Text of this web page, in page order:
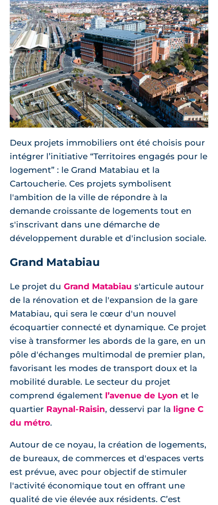
Deux projets immobiliers ont été choisis pour
intégrer l’initiative “Territoires engagés pour le
logement” : le Grand Matabiau et la
Cartoucherie. Ces projets symbolisent
l'ambition de la ville de répondre à la
demande croissante de logements tout en
s'inscrivant dans une démarche de
développement durable et d'inclusion sociale.
Grand Matabiau
Le projet du Grand Matabiau s'articule autour
de la rénovation et de l'expansion de la gare
Matabiau, qui sera le cœur d'un nouvel
écoquartier connecté et dynamique. Ce projet
vise à transformer les abords de la gare, en un
pôle d'échanges multimodal de premier plan,
favorisant les modes de transport doux et la
mobilité durable. Le secteur du projet
comprend également l’avenue de Lyon et le
quartier Raynal-Raisin, desservi par la ligne C
du métro.
Autour de ce noyau, la création de logements,
de bureaux, de commerces et d'espaces verts
est prévue, avec pour objectif de stimuler
l'activité économique tout en offrant une
qualité de vie élevée aux résidents. C’est